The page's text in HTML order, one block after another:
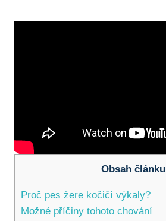
Obsah článku
Proč pes žere kočičí výkaly?
Možné příčiny tohoto chování